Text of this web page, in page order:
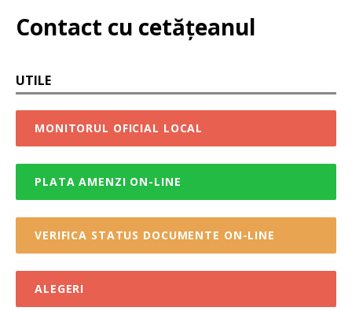
Contact cu cetățeanul
UTILE
MONITORUL OFICIAL LOCAL
PLATA AMENZI ON-LINE
VERIFICA STATUS DOCUMENTE ON-LINE
ALEGERI